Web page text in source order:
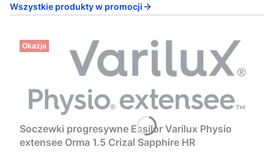
Wszystkie produkty w promocji
Okazja
Soczewki progresywne Essilor Varilux Physio
extensee Orma 1.5 Crizal Sapphire HR